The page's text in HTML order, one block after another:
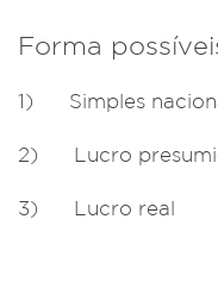
Forma
1) Simples
2) Lucro
3) Lucro real